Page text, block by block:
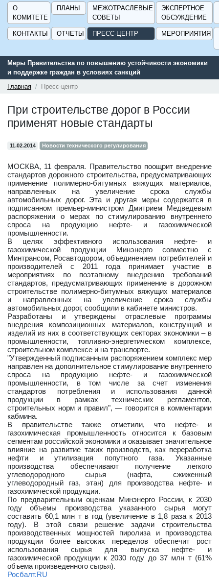
О
КОМИТЕТЕ
ПЛАНЫ
МЕЖОТРАСЛЕВЫЕ
СОВЕТЫ
ЭКСПЕРТНОЕ
ОБСУЖДЕНИЕ
КОНТАКТЫ ОТЧЕТЫ ПРЕСС-ЦЕНТР МЕРОПРИЯТИЯ
Меры Правительства по повышению устойчивости экономики
и поддержке граждан в условиях санкций
Главная
Пресс-центр
При строительстве дорог в России
применят новые стандарты
11.02.2014 Новости технического регулирования
МОСКВА, 11 февраля. Правительство поощрит внедрение
стандартов дорожного строительства, предусматривающих
применение полимерно-битумных вяжущих материалов,
направленных на увеличение срока службы
автомобильных дорог. Эта и другая меры содержатся в
подписанном премьер-министром Дмитрием Медведевым
распоряжении о мерах по стимулированию внутреннего
спроса на продукцию нефте- и газохимической
промышленности.
В целях эффективного использования нефте- и
газохимической продукции Минэнерго совместно с
Минтрансом, Росавтодором, объединением потребителей и
производителей с 2011 года принимает участие в
мероприятиях по поэтапному внедрению требований
стандартов, предусматривающих применение в дорожном
строительстве полимерно-битумных вяжущих материалов
и направленных на увеличение срока службы
автомобильных дорог, сообщили в кабинете министров.
Разработаны и утверждены отраслевые программы
внедрения композиционных материалов, конструкций и
изделий из них в соответствующих секторах экономики – в
промышленности, топливно-энергетическом комплексе,
строительном комплексе и на транспорте.
"Утвержденный подписанным распоряжением комплекс мер
направлен на дополнительное стимулирование внутреннего
спроса на продукцию нефте- и газохимической
промышленности, в том числе за счет изменения
стандартов потребления и использования данной
продукции в рамках технических регламентов,
строительных норм и правил", — говорится в комментарии
кабмина.
В правительстве также отметили, что нефте- и
газохимическая промышленность относится к базовым
сегментам российской экономики и оказывает значительное
влияние на развитие таких производств, как переработка
нефти и утилизация попутного газа. Указанные
производства обеспечивают получение легкого
углеводородного сырья (нафта, сжиженный
углеводородный газ, этан) для производства нефте- и
газохимической продукции.
По предварительным оценкам Минэнерго России, к 2030
году объемы производства указанного сырья могут
составить 60,1 млн т в год (увеличение в 1,8 раза к 2013
году). В этой связи решение задачи строительства
производственных мощностей пиролиза и производства
продукции более высоких переделов обеспечит рост
использования сырья для выпуска нефте- и
газохимической продукции к 2030 году до 37 млн т (61%
объема произведенного сырья).
Росбалт.RU